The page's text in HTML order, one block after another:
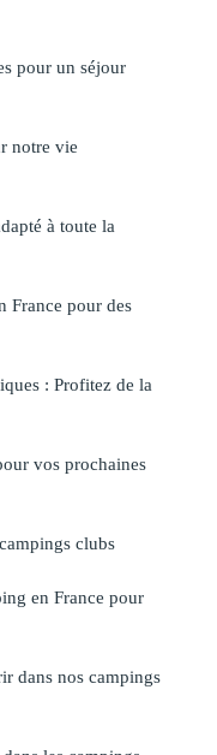
pour un séjour
notre vie
à toute la
France pour des
: Profitez de la
vos prochaines
clubs
en France pour
dans nos campings